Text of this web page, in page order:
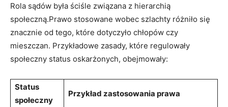
Rola sądów była ściśle związana z hierarchią
społeczną.Prawo stosowane wobec szlachty różniło się
znacznie od tego, które dotyczyło chłopów czy
mieszczan. Przykładowe zasady, które regulowały
społeczny status oskarżonych, obejmowały:
Status
społeczny
Przykład zastosowania prawa